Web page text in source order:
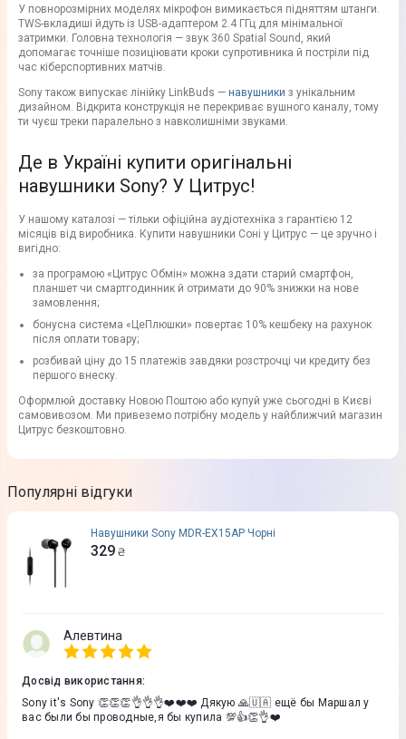
У повнорозмірних моделях мікрофон вимикається підняттям штанги.
TWS-вкладиші йдуть із USB-адаптером 2.4 ГГц для мінімальної
затримки. Головна технологія — звук 360 Spatial Sound, який
допомагає точніше позиціювати кроки супротивника й постріли під
час кіберспортивних матчів.
Sony також випускає лінійку LinkBuds — навушники з унікальним
дизайном. Відкрита конструкція не перекриває вушного каналу, тому
ти чуєш треки паралельно з навколишніми звуками.
Де в Україні купити оригінальні
навушники Sony? У Цитрус!
У нашому каталозі — тільки офіційна аудіотехніка з гарантією 12
місяців від виробника. Купити навушники Соні у Цитрус — це зручно і
вигідно:
за програмою «Цитрус Обмін» можна здати старий смартфон,
планшет чи смартгодинник й отримати до 90% знижки на нове
замовлення;
бонусна система «ЦеПлюшки» повертає 10% кешбеку на рахунок
після оплати товару;
розбивай ціну до 15 платежів завдяки розстрочці чи кредиту без
першого внеску.
Оформлюй доставку Новою Поштою або купуй уже сьогодні в Києві
самовивозом. Ми привеземо потрібну модель у найближчий магазин
Цитрус безкоштовно.
Популярні відгуки
Навушники Sony MDR-EX15AP Чорні
329 ₴
Алевтина
Досвід використання:
Sony it's Sony 👏👏👏👌👌👌❤️❤️❤️ Дякую 🙏🇺🇦 ещё бы Маршал у
вас были бы проводные,я бы купила 💯👍👏👌❤️